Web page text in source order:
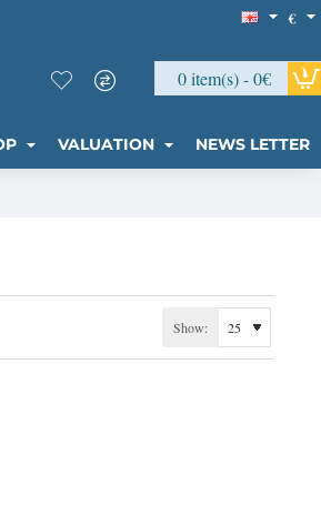
€
0 item(s) - 0€
VALUATION NEWS LETTER
Show: